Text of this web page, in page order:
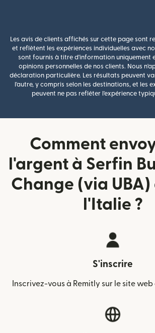
Les avis de clients affichés sur cette page sont
et reflètent les expériences individuelles avec
sont fournis à titre d'information uniquement
opinions personnelles de nos clients. Nous
déclaration particulière. Les résultats peuvent
l'autre, y compris selon les destinations, et les
peuvent ne pas refléter l'expérience
Comment
l'argent à Serfin
Change (via UBA)
l'Italie ?
S'inscrire
Inscrivez-vous à Remitly sur le site